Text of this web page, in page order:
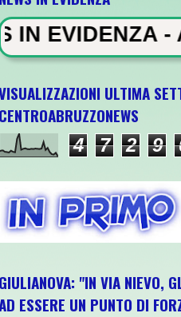
a
U21 il 5 ottobre
- Addio a
ULTIMA
CENTROABRUZZONEWS
4 7 2 9
GIULIANOVA: "IN VIA NIEVO,
ESSERE UN PUNTO DI